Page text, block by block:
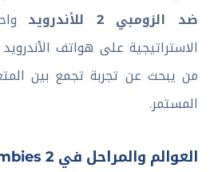
ضد الزومبي 2 للأندرويد
الاستراتيجية على هواتف
من يبحث عن تجربة تجمع بين
المستمر.
العوالم والمراحل في Plants vs. Zombies 2